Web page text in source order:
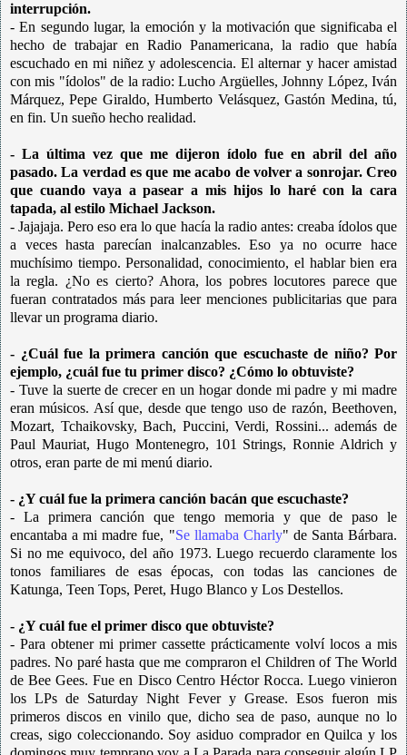
interrupción.
- En segundo lugar, la emoción y la motivación que significaba el
hecho de trabajar en Radio Panamericana, la radio que había
escuchado en mi niñez y adolescencia. El alternar y hacer amistad
con mis "ídolos" de la radio: Lucho Argüelles, Johnny López, Iván
Márquez, Pepe Giraldo, Humberto Velásquez, Gastón Medina, tú,
en fin. Un sueño hecho realidad.
- La última vez que me dijeron ídolo fue en abril del año
pasado. La verdad es que me acabo de volver a sonrojar. Creo
que cuando vaya a pasear a mis hijos lo haré con la cara
tapada, al estilo Michael Jackson.
- Jajajaja. Pero eso era lo que hacía la radio antes: creaba ídolos que
a veces hasta parecían inalcanzables. Eso ya no ocurre hace
muchísimo tiempo. Personalidad, conocimiento, el hablar bien era
la regla. ¿No es cierto? Ahora, los pobres locutores parece que
fueran contratados más para leer menciones publicitarias que para
llevar un programa diario.
- ¿Cuál fue la primera canción que escuchaste de niño? Por
ejemplo, ¿cuál fue tu primer disco? ¿Cómo lo obtuviste?
- Tuve la suerte de crecer en un hogar donde mi padre y mi madre
eran músicos. Así que, desde que tengo uso de razón, Beethoven,
Mozart, Tchaikovsky, Bach, Puccini, Verdi, Rossini... además de
Paul Mauriat, Hugo Montenegro, 101 Strings, Ronnie Aldrich y
otros, eran parte de mi menú diario.
- ¿Y cuál fue la primera canción bacán que escuchaste?
- La primera canción que tengo memoria y que de paso le
encantaba a mi madre fue, "Se llamaba Charly" de Santa Bárbara.
Si no me equivoco, del año 1973. Luego recuerdo claramente los
tonos familiares de esas épocas, con todas las canciones de
Katunga, Teen Tops, Peret, Hugo Blanco y Los Destellos.
- ¿Y cuál fue el primer disco que obtuviste?
- Para obtener mi primer cassette prácticamente volví locos a mis
padres. No paré hasta que me compraron el Children of The World
de Bee Gees. Fue en Disco Centro Héctor Rocca. Luego vinieron
los LPs de Saturday Night Fever y Grease. Esos fueron mis
primeros discos en vinilo que, dicho sea de paso, aunque no lo
creas, sigo coleccionando. Soy asiduo comprador en Quilca y los